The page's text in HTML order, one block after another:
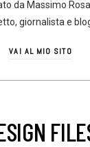
da Massimo
giornalista e
VAI AL MIO SITO